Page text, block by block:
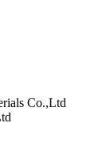
Co.,Ltd